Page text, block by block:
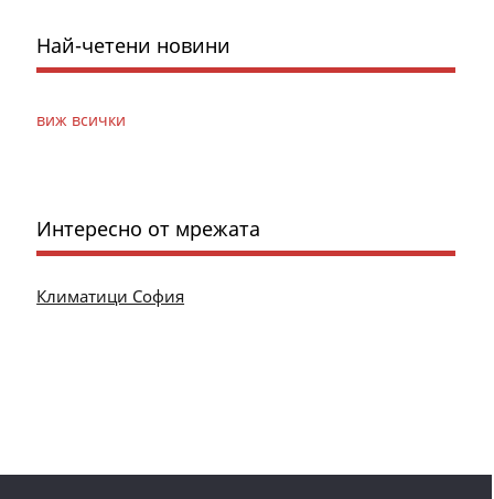
Най-четени новини
виж всички
Интересно от мрежата
Климатици София